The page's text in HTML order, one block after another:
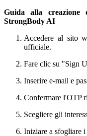
Guida alla
StrongBody AI
Accedere al sito
ufficiale.
Fare clic su "Sign
Inserire e-mail e
Confermare l'OTP
Scegliere gli
Iniziare a sfogliare